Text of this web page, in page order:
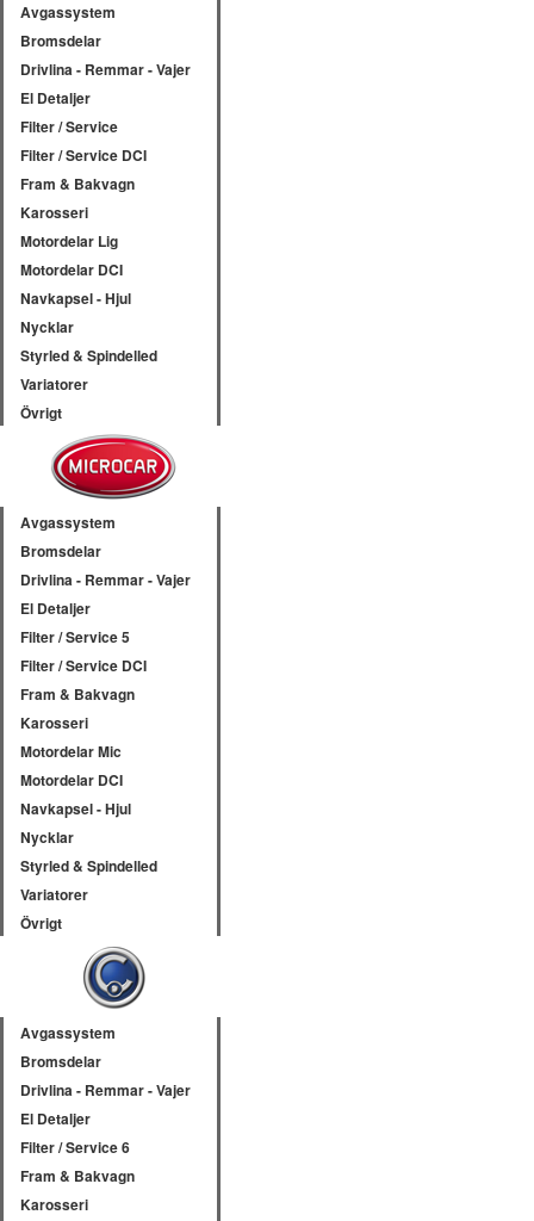
Avgassystem
Bromsdelar
Drivlina - Remmar - Vajer
El Detaljer
Filter / Service
Filter / Service DCI
Fram & Bakvagn
Karosseri
Motordelar Lig
Motordelar DCI
Navkapsel - Hjul
Nycklar
Styrled & Spindelled
Variatorer
Övrigt
Avgassystem
Bromsdelar
Drivlina - Remmar - Vajer
El Detaljer
Filter / Service 5
Filter / Service DCI
Fram & Bakvagn
Karosseri
Motordelar Mic
Motordelar DCI
Navkapsel - Hjul
Nycklar
Styrled & Spindelled
Variatorer
Övrigt
Avgassystem
Bromsdelar
Drivlina - Remmar - Vajer
El Detaljer
Filter / Service 6
Fram & Bakvagn
Karosseri